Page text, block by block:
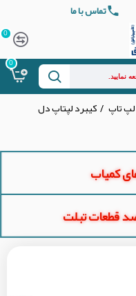
تماس با ما
0
0
تاپ کیبرد لپتاپ دل
کمیاب